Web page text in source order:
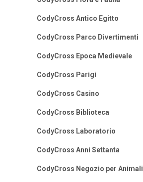
CodyCross Antico Egitto
CodyCross Parco Divertimenti
CodyCross Epoca Medievale
CodyCross Parigi
CodyCross Casino
CodyCross Biblioteca
CodyCross Laboratorio
CodyCross Anni Settanta
CodyCross Negozio per Animali